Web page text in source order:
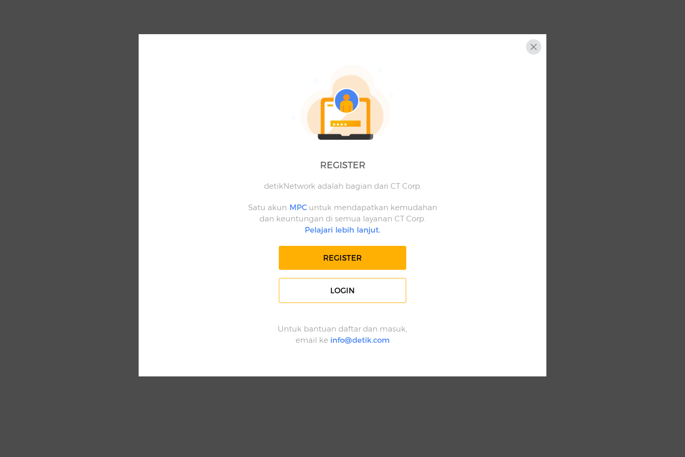
REGISTER
detikNetwork adalah bagian dari CT Corp.
Satu akun MPCuntuk mendapatkan kemudahan
dan keuntungan di semua layanan CT Corp.
Pelajari lebih lanjut.
REGISTER
LOGIN
Untuk bantuan daftar dan masuk,
email ke info@detik.com